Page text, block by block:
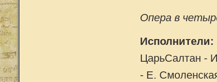
Опера в
Исполнители:
ЦарьСалтан -
- Е.